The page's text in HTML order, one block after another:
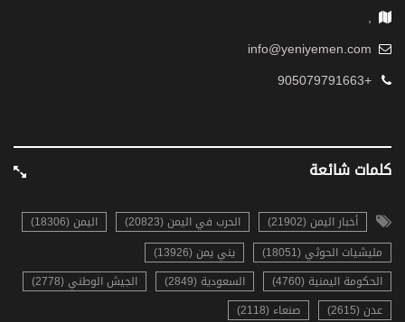
,
info@yeniyemen.com
+905079791663
كلمات شائعة
أخبار اليمن (21902) الحرب في اليمن (20823)
اليمن (18306)
مليشيات الحوثي (18051)
يني يمن (13926)
الحكومة اليمنية (4760)
السعودية (2849)
الجيش الوطني (2778)
عدن (2615)
صنعاء (2118)